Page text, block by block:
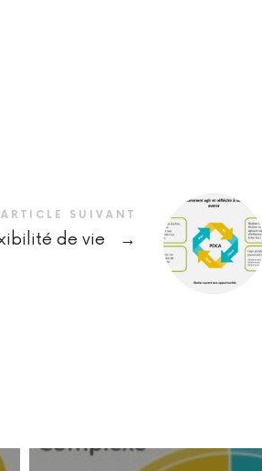
ARTICLE SUIVANT
de vie →